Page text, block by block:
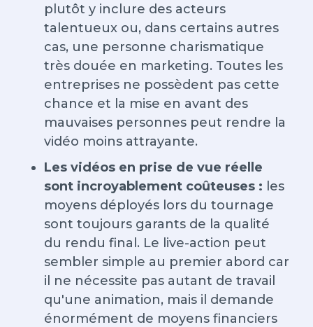
plutôt y inclure des acteurs
talentueux ou, dans certains autres
cas, une personne charismatique
très douée en marketing. Toutes les
entreprises ne possèdent pas cette
chance et la mise en avant des
mauvaises personnes peut rendre la
vidéo moins attrayante.
Les vidéos en prise de vue réelle
sont incroyablement coûteuses : les
moyens déployés lors du tournage
sont toujours garants de la qualité
du rendu final. Le live-action peut
sembler simple au premier abord car
il ne nécessite pas autant de travail
qu'une animation, mais il demande
énormément de moyens financiers